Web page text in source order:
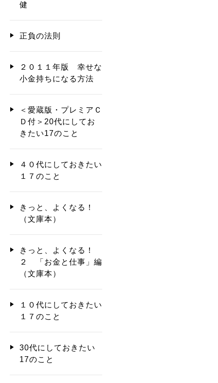
健
正負の法則
２０１１年版 幸せな
小金持ちになる方法
＜愛蔵版・プレミアＣ
Ｄ付＞20代にしてお
きたい17のこと
４０代にしておきたい
１７のこと
きっと、よくなる！
（文庫本）
きっと、よくなる！
２ 「お金と仕事」編
（文庫本）
１０代にしておきたい
１７のこと
30代にしておきたい
17のこと